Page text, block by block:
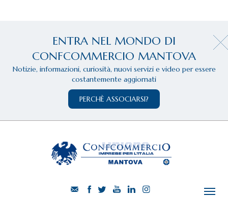
ENTRA NEL MONDO DI
CONFCOMMERCIO MANTOVA
Notizie, informazioni, curiosità, nuovi servizi e video per essere
costantemente aggiornati
PERCHÈ ASSOCIARSI?